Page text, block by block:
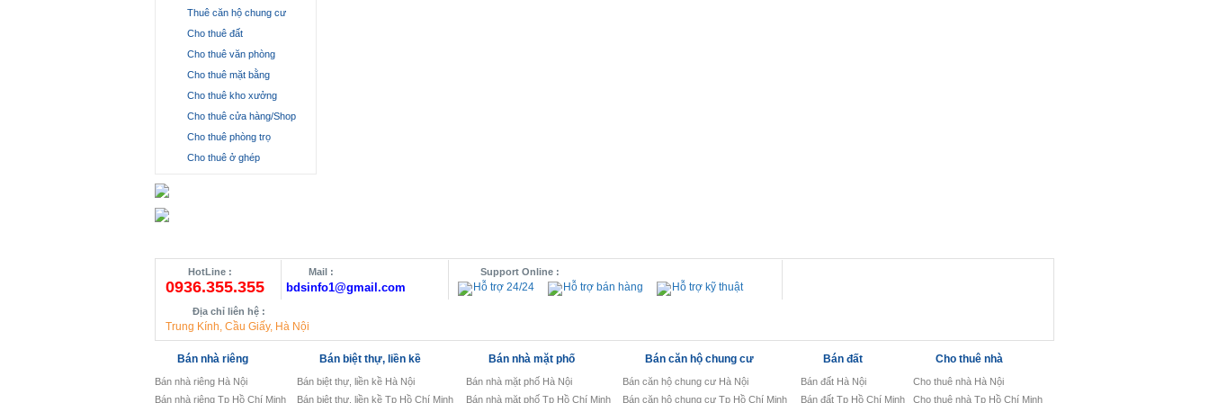
Thuê căn hộ chung cư
Cho thuê đất
Cho thuê văn phòng
Cho thuê mặt bằng
Cho thuê kho xưởng
Cho thuê cửa hàng/Shop
Cho thuê phòng trọ
Cho thuê ở ghép
HotLine :
0936.355.355
Mail :
bdsinfo1@gmail.com
Support Online :
Hỗ trợ 24/24 Hỗ trợ bán hàng Hỗ trợ kỹ thuật
Địa chỉ liên hệ :
Trung Kính, Cầu Giấy, Hà Nội
Bán nhà riêng
Bán nhà riêng Hà Nội
Bán nhà riêng Tp Hồ Chí Minh
Bán biệt thự, liền kề
Bán biệt thự, liền kề Hà Nội
Bán biệt thự, liền kề Tp Hồ Chí Minh
Bán nhà mặt phố
Bán nhà mặt phố Hà Nội
Bán nhà mặt phố Tp Hồ Chí Minh
Bán căn hộ chung cư
Bán căn hộ chung cư Hà Nội
Bán căn hộ chung cư Tp Hồ Chí Minh
Bán đất
Bán đất Hà Nội
Bán đất Tp Hồ Chí Minh
Cho thuê nhà
Cho thuê nhà Hà Nội
Cho thuê nhà Tp Hồ Chí Minh